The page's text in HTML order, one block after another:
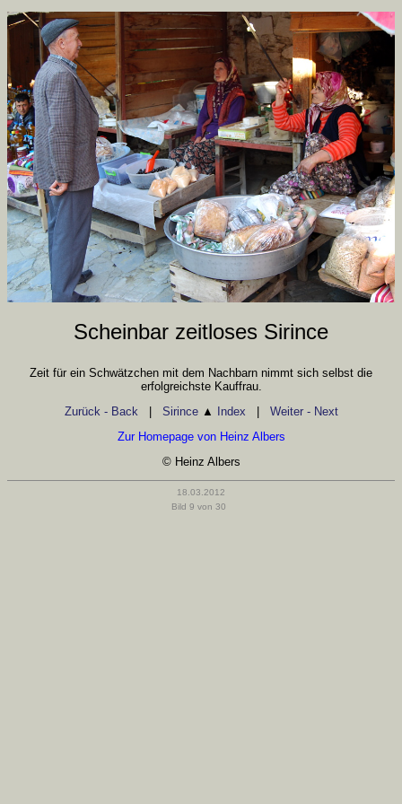
Scheinbar zeitloses Sirince
Zeit für ein Schwätzchen mit dem Nachbarn nimmt sich selbst die
erfolgreichste Kauffrau.
Zurück - Back| Sirince ▲ Index
Weiter - Next
Zur Homepage von Heinz Albers
© Heinz Albers
18.03.2012
Bild 9 von 30